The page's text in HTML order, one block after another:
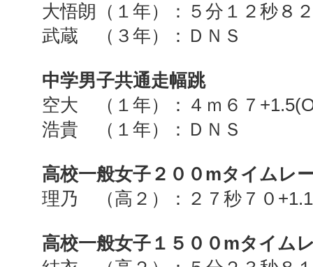
大悟朗（１年）：５分１２秒８
武蔵 （３年）：ＤＮＳ
中学男子共通走幅跳
空大 （１年）：４ｍ６７
浩貴 （１年）：ＤＮＳ
高校一般女子２００ mタイムレ
理乃 （高２）：２７秒７０
高校一般女子１５００ mタイム